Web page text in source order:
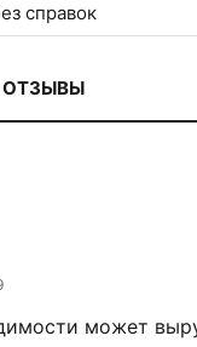
справок
ОТЗЫВЫ
может